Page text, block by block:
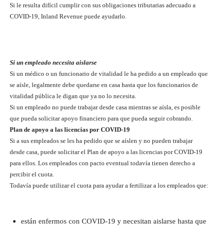
Si le resulta difícil cumplir con sus obligaciones tributarias adecuado a
COVID-19, Inland Revenue puede ayudarlo.
Si un empleado necesita aislarse
Si un médico o un funcionario de vitalidad le ha pedido a un empleado que
se aísle, legalmente debe quedarse en casa hasta que los funcionarios de
vitalidad pública le digan que ya no lo necesita.
Si un empleado no puede trabajar desde casa mientras se aísla, es posible
que pueda solicitar apoyo financiero para que pueda seguir cobrando.
Plan de apoyo a las licencias por COVID-19
Si a sus empleados se les ha pedido que se aíslen y no pueden trabajar
desde casa, puede solicitar el Plan de apoyo a las licencias por COVID-19
para ellos. Los empleados con pacto eventual todavía tienen derecho a
percibir el cuota.
Todavía puede utilizar el cuota para ayudar a fertilizar a los empleados que:
están enfermos con COVID-19 y necesitan aislarse hasta que